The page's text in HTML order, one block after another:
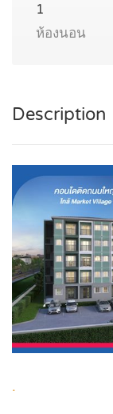
1
ห้องนอน
Description
.